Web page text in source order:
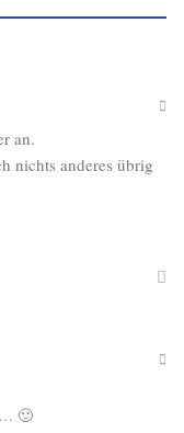
an.
nichts anderes übrig
… 🙂